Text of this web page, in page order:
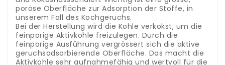
poröse Oberfläche zur Adsorption der Stoffe, in
unserem Fall des Kochgeruchs.
Bei der Herstellung wird die Kohle verkokst, um die
feinporige Aktivkohle freizulegen. Durch die
feinporige Ausführung vergrössert sich die aktive
geruchsadsorbierende Oberfläche. Das macht die
Aktivkohle sehr aufnahmefähig und wertvoll für die